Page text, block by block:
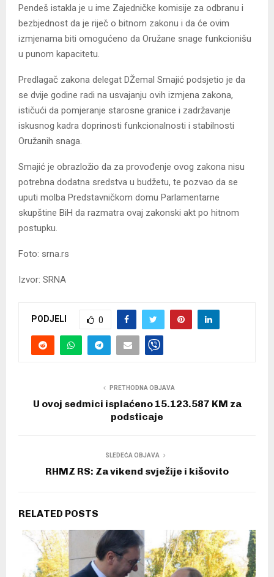
Pendeš istakla je u ime Zajedničke komisije za odbranu i
bezbjednost da je riječ o bitnom zakonu i da će ovim
izmjenama biti omogućeno da Oružane snage funkcionišu
u punom kapacitetu.
Predlagač zakona delegat DŽemal Smajić podsjetio je da
se dvije godine radi na usvajanju ovih izmjena zakona,
ističući da pomjeranje starosne granice i zadržavanje
iskusnog kadra doprinosti funkcionalnosti i stabilnosti
Oružanih snaga.
Smajić je obrazložio da za provođenje ovog zakona nisu
potrebna dodatna sredstva u budžetu, te pozvao da se
uputi molba Predstavničkom domu Parlamentarne
skupštine BiH da razmatra ovaj zakonski akt po hitnom
postupku.
Foto: srna.rs
Izvor: SRNA
PODJELI 0
PRETHODNA OBJAVA
U ovoj sedmici isplaćeno 15.123.587 KM za
podsticaje
SLEDEĆA OBJAVA
RHMZ RS: Za vikend svježije i kišovito
RELATED POSTS